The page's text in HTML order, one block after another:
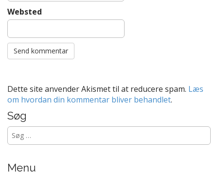
Websted
Dette site anvender Akismet til at reducere spam. Læs
om hvordan din kommentar bliver behandlet.
Søg
Søg
efter:
Menu